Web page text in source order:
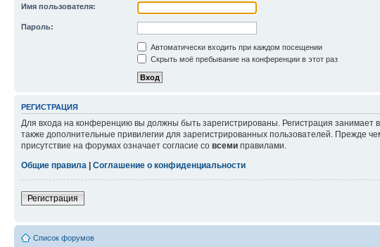
Имя пользователя:
Пароль:
Автоматически входить при каждом посещении
Скрыть моё пребывание на конференции в этот раз
РЕГИСТРАЦИЯ
Для входа на конференцию вы должны быть зарегистрированы. Регистрация занимает
также дополнительные привилегии для зарегистрированных пользователей. Прежде
присутствие на форумах означает согласие со всеми правилами.
Общие правила
Соглашение о конфиденциальности
Регистрация
Список форумов